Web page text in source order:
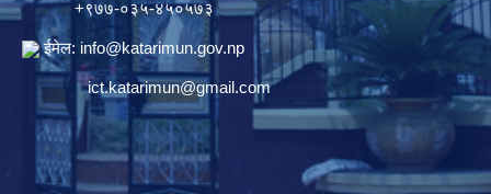
+९७७-०३५-४५०५७३
ईमेल: info@katarimun.gov.np
ict.katarimun@gmail.com